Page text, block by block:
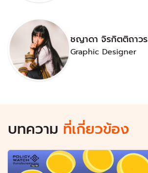
ชญาดา จิรกิตติถาวร
Graphic Designer
บทความ ที่เกี่ยวข้อง